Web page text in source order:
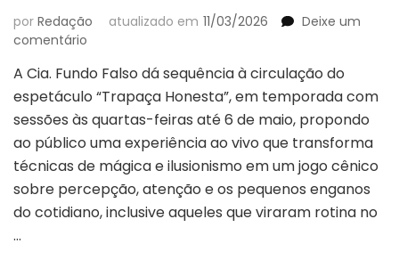
por Redação atualizado em 11/03/2026
Deixe um
comentário
Honesta”
alerta
sobre
golpes
do
dia
a
dia
A Cia. Fundo Falso dá sequência à circulação do
espetáculo “Trapaça Honesta”, em temporada com
sessões às quartas-feiras até 6 de maio, propondo
ao público uma experiência ao vivo que transforma
técnicas de mágica e ilusionismo em um jogo cênico
sobre percepção, atenção e os pequenos enganos
do cotidiano, inclusive aqueles que viraram rotina no
…